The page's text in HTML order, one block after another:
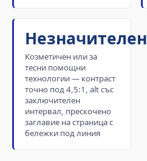
Незначителен
Козметичен или за
тесни помощни
технологии — контраст
точно под 4,5:1, alt със
заключителен
интервал, прескочено
заглавие на страница с
бележки под линия